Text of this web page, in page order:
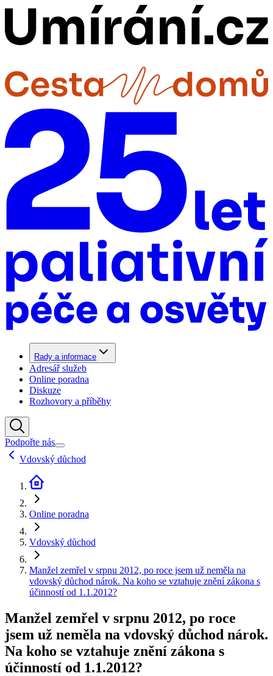
Rady a informace
Adresář služeb
Online poradna
Diskuze
Rozhovory a příběhy
Podpořte nás
Vdovský důchod
Online poradna
Vdovský důchod
Manžel zemřel v srpnu 2012, po roce jsem už neměla na
vdovský důchod nárok. Na koho se vztahuje znění zákona s
účinností od 1.1.2012?
Manžel zemřel v srpnu 2012, po roce
jsem už neměla na vdovský důchod nárok.
Na koho se vztahuje znění zákona s
účinností od 1.1.2012?